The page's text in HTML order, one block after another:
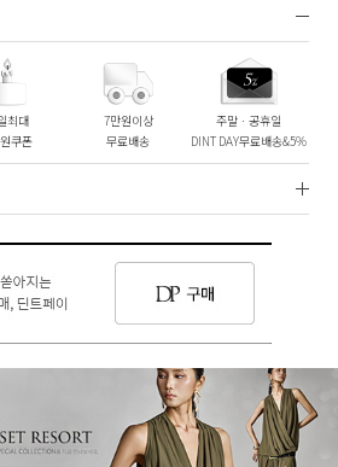
최대
쿠폰
7만원이상
무료배송
주말ㆍ공휴일
DINT DAY무료배송&5%